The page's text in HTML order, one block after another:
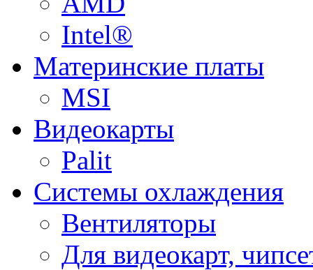
Intel®
Материнские платы
MSI
Видеокарты
Palit
Системы охлаждения
Вентиляторы
Для видеокарт,